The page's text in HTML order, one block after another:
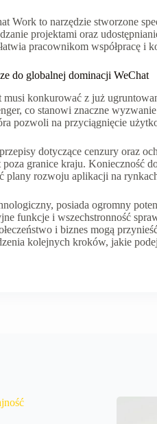
Work to narzędzie stworzone
projektami oraz
pracownikom współpracę i
do globalnej dominacji WeChat
musi konkurować z już
co stanowi znaczne
pozwoli na przyciągnięcie
dotyczące cenzury oraz
poza granice kraju. Konieczność
plany rozwoju aplikacji na
posiada ogromny
funkcje i wszechstronność
i biznes mogą
kolejnych kroków, jakie